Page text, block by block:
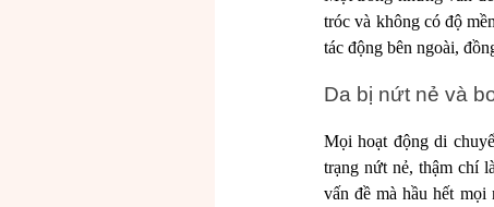
tróc và không có độ
tác động bên ngoài,
Da bị nứt nẻ và
Mọi hoạt động di
trạng nứt nẻ, thậm chí
vấn đề mà hầu hết